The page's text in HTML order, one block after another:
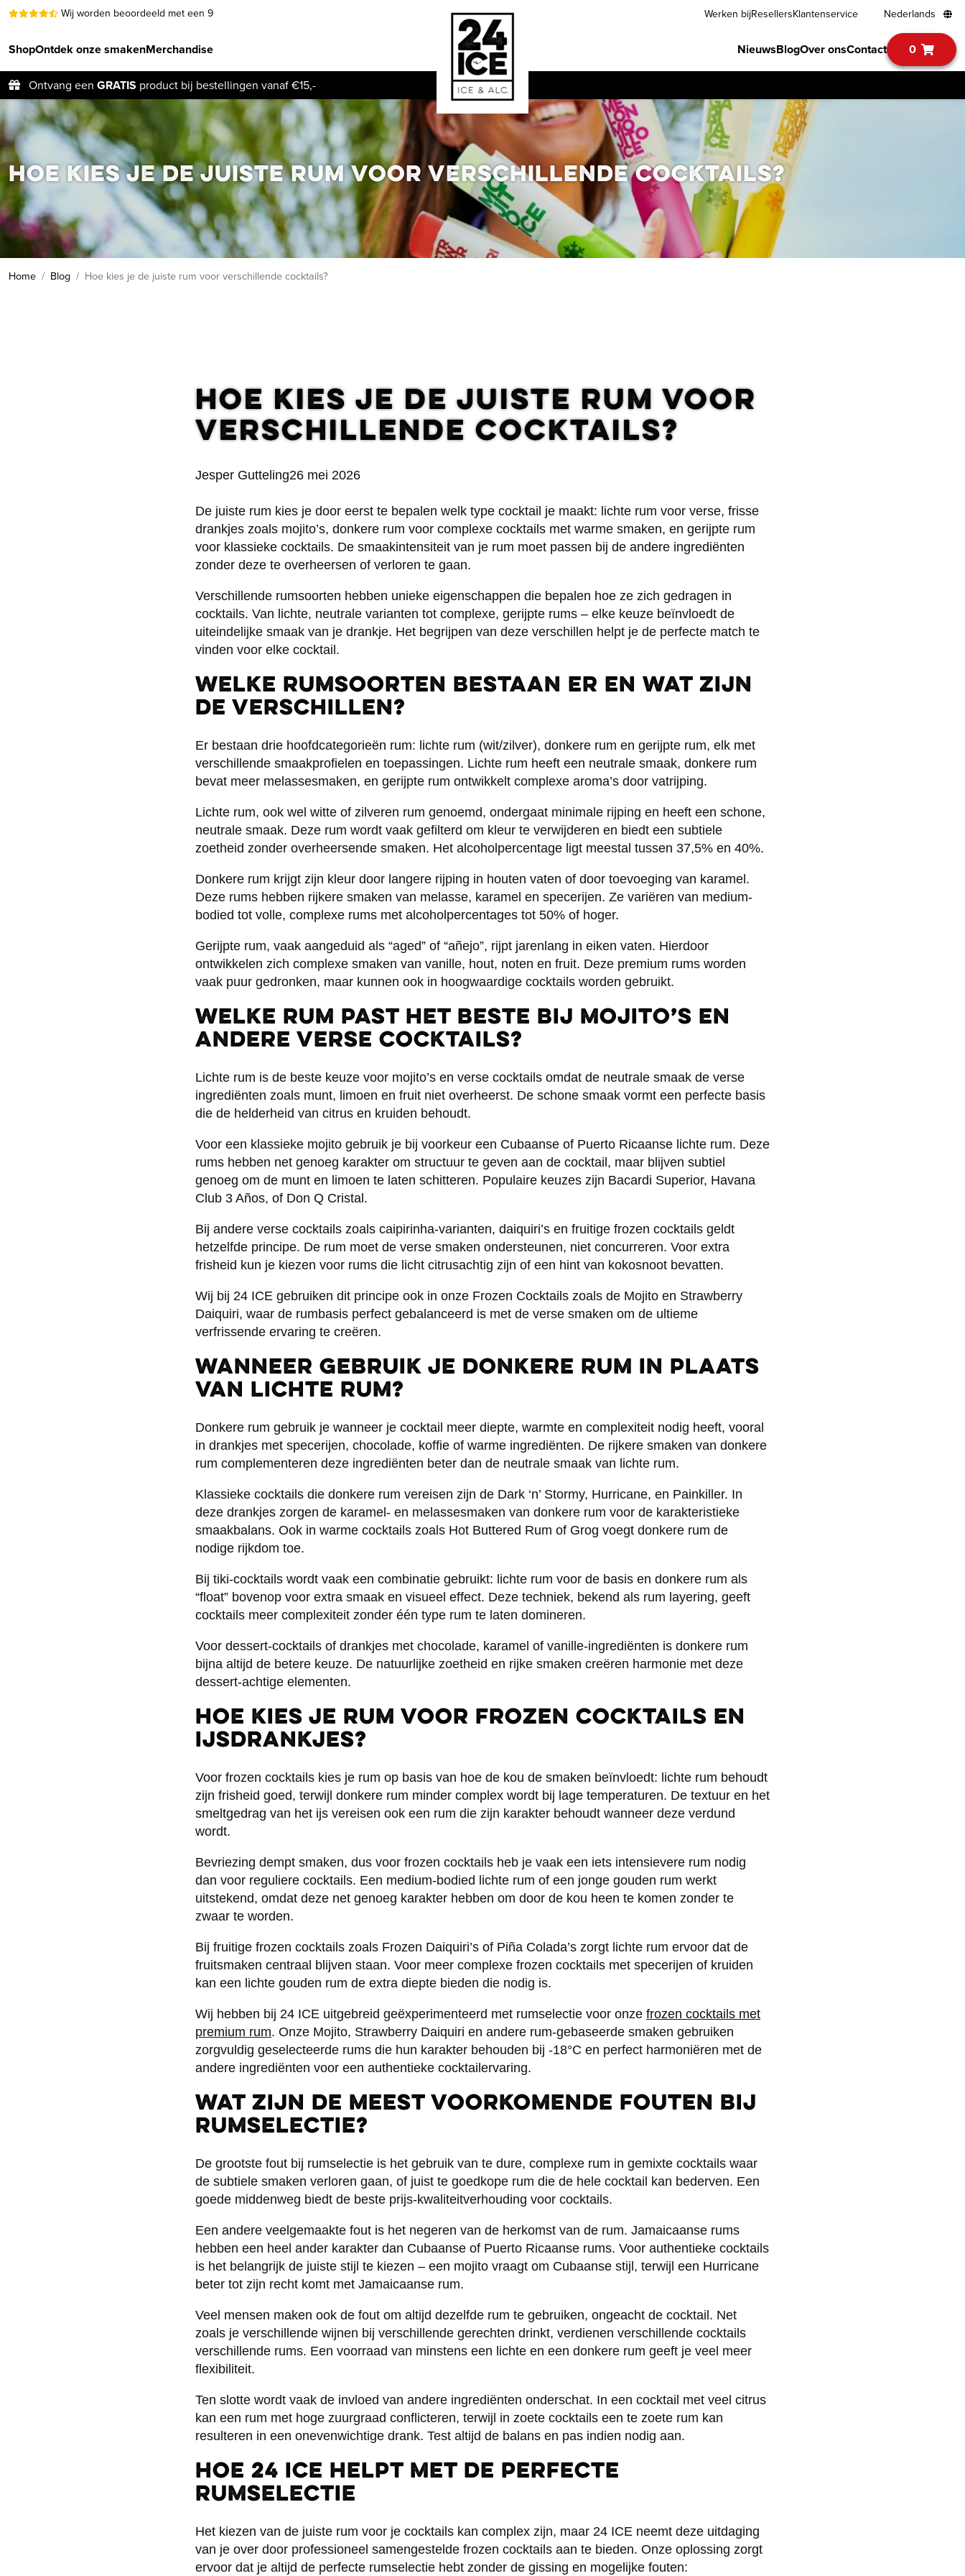
Wij worden beoordeeld met een 9 Werken bijResellersKlantenservice Nederlands
ShopOntdek onze smakenMerchandise NieuwsBlogOver onsContact 0
Ontvang een GRATIS product bij bestellingen vanaf €15,-
Hoe kies je de juiste rum voor verschillende cocktails?
Home Blog Hoe kies je de juiste rum voor verschillende cocktails?
Hoe kies je de juiste rum voor
verschillende cocktails?
Posted
Jesper Gutteling26 mei 2026
De juiste rum kies je door eerst te bepalen welk type cocktail je maakt: lichte rum voor verse, frisse
drankjes zoals mojito’s, donkere rum voor complexe cocktails met warme smaken, en gerijpte rum
voor klassieke cocktails. De smaakintensiteit van je rum moet passen bij de andere ingrediënten
zonder deze te overheersen of verloren te gaan.
Verschillende rumsoorten hebben unieke eigenschappen die bepalen hoe ze zich gedragen in
cocktails. Van lichte, neutrale varianten tot complexe, gerijpte rums – elke keuze beïnvloedt de
uiteindelijke smaak van je drankje. Het begrijpen van deze verschillen helpt je de perfecte match te
vinden voor elke cocktail.
Welke rumsoorten bestaan er en wat zijn
de verschillen?
Er bestaan drie hoofdcategorieën rum: lichte rum (wit/zilver), donkere rum en gerijpte rum, elk met
verschillende smaakprofielen en toepassingen. Lichte rum heeft een neutrale smaak, donkere rum
bevat meer melassesmaken, en gerijpte rum ontwikkelt complexe aroma’s door vatrijping.
Lichte rum, ook wel witte of zilveren rum genoemd, ondergaat minimale rijping en heeft een schone,
neutrale smaak. Deze rum wordt vaak gefilterd om kleur te verwijderen en biedt een subtiele
zoetheid zonder overheersende smaken. Het alcoholpercentage ligt meestal tussen 37,5% en 40%.
Donkere rum krijgt zijn kleur door langere rijping in houten vaten of door toevoeging van karamel.
Deze rums hebben rijkere smaken van melasse, karamel en specerijen. Ze variëren van medium-
bodied tot volle, complexe rums met alcoholpercentages tot 50% of hoger.
Gerijpte rum, vaak aangeduid als “aged” of “añejo”, rijpt jarenlang in eiken vaten. Hierdoor
ontwikkelen zich complexe smaken van vanille, hout, noten en fruit. Deze premium rums worden
vaak puur gedronken, maar kunnen ook in hoogwaardige cocktails worden gebruikt.
Welke rum past het beste bij mojito’s en
andere verse cocktails?
Lichte rum is de beste keuze voor mojito’s en verse cocktails omdat de neutrale smaak de verse
ingrediënten zoals munt, limoen en fruit niet overheerst. De schone smaak vormt een perfecte basis
die de helderheid van citrus en kruiden behoudt.
Voor een klassieke mojito gebruik je bij voorkeur een Cubaanse of Puerto Ricaanse lichte rum. Deze
rums hebben net genoeg karakter om structuur te geven aan de cocktail, maar blijven subtiel
genoeg om de munt en limoen te laten schitteren. Populaire keuzes zijn Bacardi Superior, Havana
Club 3 Años, of Don Q Cristal.
Bij andere verse cocktails zoals caipirinha-varianten, daiquiri’s en fruitige frozen cocktails geldt
hetzelfde principe. De rum moet de verse smaken ondersteunen, niet concurreren. Voor extra
frisheid kun je kiezen voor rums die licht citrusachtig zijn of een hint van kokosnoot bevatten.
Wij bij 24 ICE gebruiken dit principe ook in onze Frozen Cocktails zoals de Mojito en Strawberry
Daiquiri, waar de rumbasis perfect gebalanceerd is met de verse smaken om de ultieme
verfrissende ervaring te creëren.
Wanneer gebruik je donkere rum in plaats
van lichte rum?
Donkere rum gebruik je wanneer je cocktail meer diepte, warmte en complexiteit nodig heeft, vooral
in drankjes met specerijen, chocolade, koffie of warme ingrediënten. De rijkere smaken van donkere
rum complementeren deze ingrediënten beter dan de neutrale smaak van lichte rum.
Klassieke cocktails die donkere rum vereisen zijn de Dark ‘n’ Stormy, Hurricane, en Painkiller. In
deze drankjes zorgen de karamel- en melassesmaken van donkere rum voor de karakteristieke
smaakbalans. Ook in warme cocktails zoals Hot Buttered Rum of Grog voegt donkere rum de
nodige rijkdom toe.
Bij tiki-cocktails wordt vaak een combinatie gebruikt: lichte rum voor de basis en donkere rum als
“float” bovenop voor extra smaak en visueel effect. Deze techniek, bekend als rum layering, geeft
cocktails meer complexiteit zonder één type rum te laten domineren.
Voor dessert-cocktails of drankjes met chocolade, karamel of vanille-ingrediënten is donkere rum
bijna altijd de betere keuze. De natuurlijke zoetheid en rijke smaken creëren harmonie met deze
dessert-achtige elementen.
Hoe kies je rum voor frozen cocktails en
ijsdrankjes?
Voor frozen cocktails kies je rum op basis van hoe de kou de smaken beïnvloedt: lichte rum behoudt
zijn frisheid goed, terwijl donkere rum minder complex wordt bij lage temperaturen. De textuur en het
smeltgedrag van het ijs vereisen ook een rum die zijn karakter behoudt wanneer deze verdund
wordt.
Bevriezing dempt smaken, dus voor frozen cocktails heb je vaak een iets intensievere rum nodig
dan voor reguliere cocktails. Een medium-bodied lichte rum of een jonge gouden rum werkt
uitstekend, omdat deze net genoeg karakter hebben om door de kou heen te komen zonder te
zwaar te worden.
Bij fruitige frozen cocktails zoals Frozen Daiquiri’s of Piña Colada’s zorgt lichte rum ervoor dat de
fruitsmaken centraal blijven staan. Voor meer complexe frozen cocktails met specerijen of kruiden
kan een lichte gouden rum de extra diepte bieden die nodig is.
Wij hebben bij 24 ICE uitgebreid geëxperimenteerd met rumselectie voor onze frozen cocktails met
premium rum. Onze Mojito, Strawberry Daiquiri en andere rum-gebaseerde smaken gebruiken
zorgvuldig geselecteerde rums die hun karakter behouden bij -18°C en perfect harmoniëren met de
andere ingrediënten voor een authentieke cocktailervaring.
Wat zijn de meest voorkomende fouten bij
rumselectie?
De grootste fout bij rumselectie is het gebruik van te dure, complexe rum in gemixte cocktails waar
de subtiele smaken verloren gaan, of juist te goedkope rum die de hele cocktail kan bederven. Een
goede middenweg biedt de beste prijs-kwaliteitverhouding voor cocktails.
Een andere veelgemaakte fout is het negeren van de herkomst van de rum. Jamaicaanse rums
hebben een heel ander karakter dan Cubaanse of Puerto Ricaanse rums. Voor authentieke cocktails
is het belangrijk de juiste stijl te kiezen – een mojito vraagt om Cubaanse stijl, terwijl een Hurricane
beter tot zijn recht komt met Jamaicaanse rum.
Veel mensen maken ook de fout om altijd dezelfde rum te gebruiken, ongeacht de cocktail. Net
zoals je verschillende wijnen bij verschillende gerechten drinkt, verdienen verschillende cocktails
verschillende rums. Een voorraad van minstens een lichte en een donkere rum geeft je veel meer
flexibiliteit.
Ten slotte wordt vaak de invloed van andere ingrediënten onderschat. In een cocktail met veel citrus
kan een rum met hoge zuurgraad conflicteren, terwijl in zoete cocktails een te zoete rum kan
resulteren in een onevenwichtige drank. Test altijd de balans en pas indien nodig aan.
Hoe 24 ICE helpt met de perfecte
rumselectie
Het kiezen van de juiste rum voor je cocktails kan complex zijn, maar 24 ICE neemt deze uitdaging
van je over door professioneel samengestelde frozen cocktails aan te bieden. Onze oplossing zorgt
ervoor dat je altijd de perfecte rumselectie hebt zonder de gissing en mogelijke fouten: